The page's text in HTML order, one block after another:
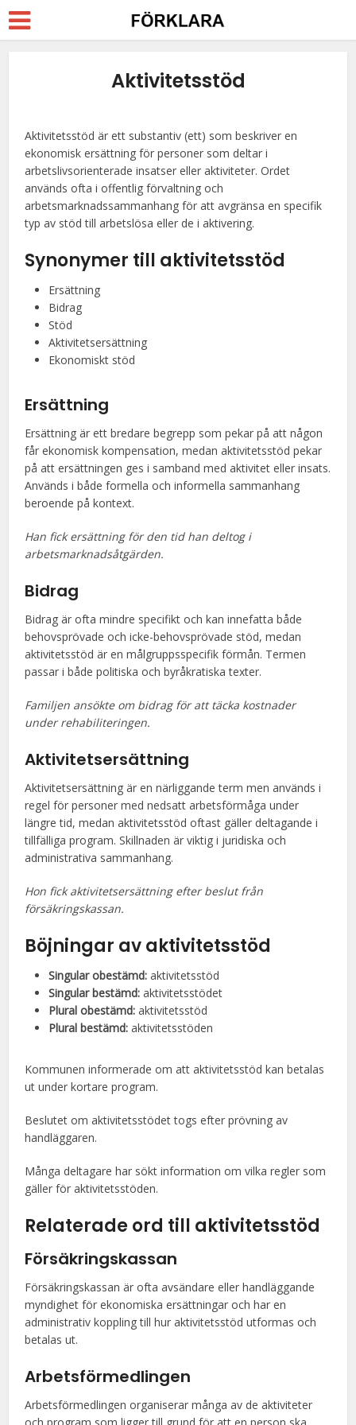
Aktivitetsstöd
Aktivitetsstöd är ett substantiv (ett) som beskriver en
ekonomisk ersättning för personer som deltar i
arbetslivsorienterade insatser eller aktiviteter. Ordet
används ofta i offentlig förvaltning och
arbetsmarknadssammanhang för att avgränsa en specifik
typ av stöd till arbetslösa eller de i aktivering.
Synonymer till aktivitetsstöd
Ersättning
Bidrag
Stöd
Aktivitetsersättning
Ekonomiskt stöd
Ersättning
Ersättning är ett bredare begrepp som pekar på att någon
får ekonomisk kompensation, medan aktivitetsstöd pekar
på att ersättningen ges i samband med aktivitet eller insats.
Används i både formella och informella sammanhang
beroende på kontext.
Han fick ersättning för den tid han deltog i
arbetsmarknadsåtgärden.
Bidrag
Bidrag är ofta mindre specifikt och kan innefatta både
behovsprövade och icke-behovsprövade stöd, medan
aktivitetsstöd är en målgruppsspecifik förmån. Termen
passar i både politiska och byråkratiska texter.
Familjen ansökte om bidrag för att täcka kostnader
under rehabiliteringen.
Aktivitetsersättning
Aktivitetsersättning är en närliggande term men används i
regel för personer med nedsatt arbetsförmåga under
längre tid, medan aktivitetsstöd oftast gäller deltagande i
tillfälliga program. Skillnaden är viktig i juridiska och
administrativa sammanhang.
Hon fick aktivitetsersättning efter beslut från
försäkringskassan.
Böjningar av aktivitetsstöd
Singular obestämd: aktivitetsstöd
Singular bestämd: aktivitetsstödet
Plural obestämd: aktivitetsstöd
Plural bestämd: aktivitetsstöden
Kommunen informerade om att aktivitetsstöd kan betalas
ut under kortare program.
Beslutet om aktivitetsstödet togs efter prövning av
handläggaren.
Många deltagare har sökt information om vilka regler som
gäller för aktivitetsstöden.
Relaterade ord till aktivitetsstöd
Försäkringskassan
Försäkringskassan är ofta avsändare eller handläggande
myndighet för ekonomiska ersättningar och har en
administrativ koppling till hur aktivitetsstöd utformas och
betalas ut.
Arbetsförmedlingen
Arbetsförmedlingen organiserar många av de aktiviteter